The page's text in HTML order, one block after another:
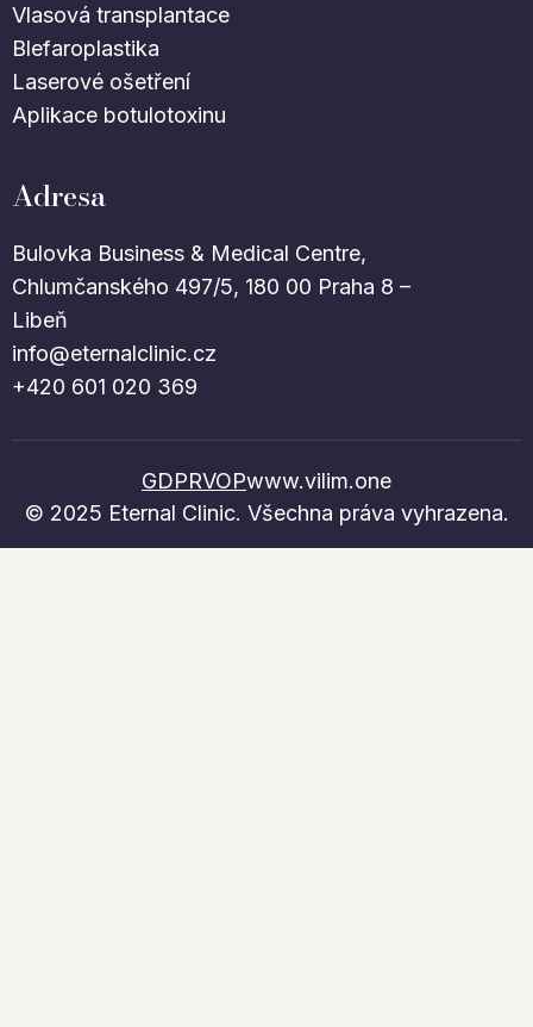
Vlasová transplantace
Blefaroplastika
Laserové ošetření
Aplikace botulotoxinu
Adresa
Bulovka Business & Medical Centre,
Chlumčanského 497/5, 180 00 Praha 8 –
Libeň
info@eternalclinic.cz
+420 601 020 369
© 2025 Eternal Clinic. Všechna práva vyhrazena.
GDPRVOPwww.vilim.one